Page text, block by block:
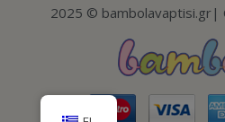
2025 © bambolavaptisi.gr|